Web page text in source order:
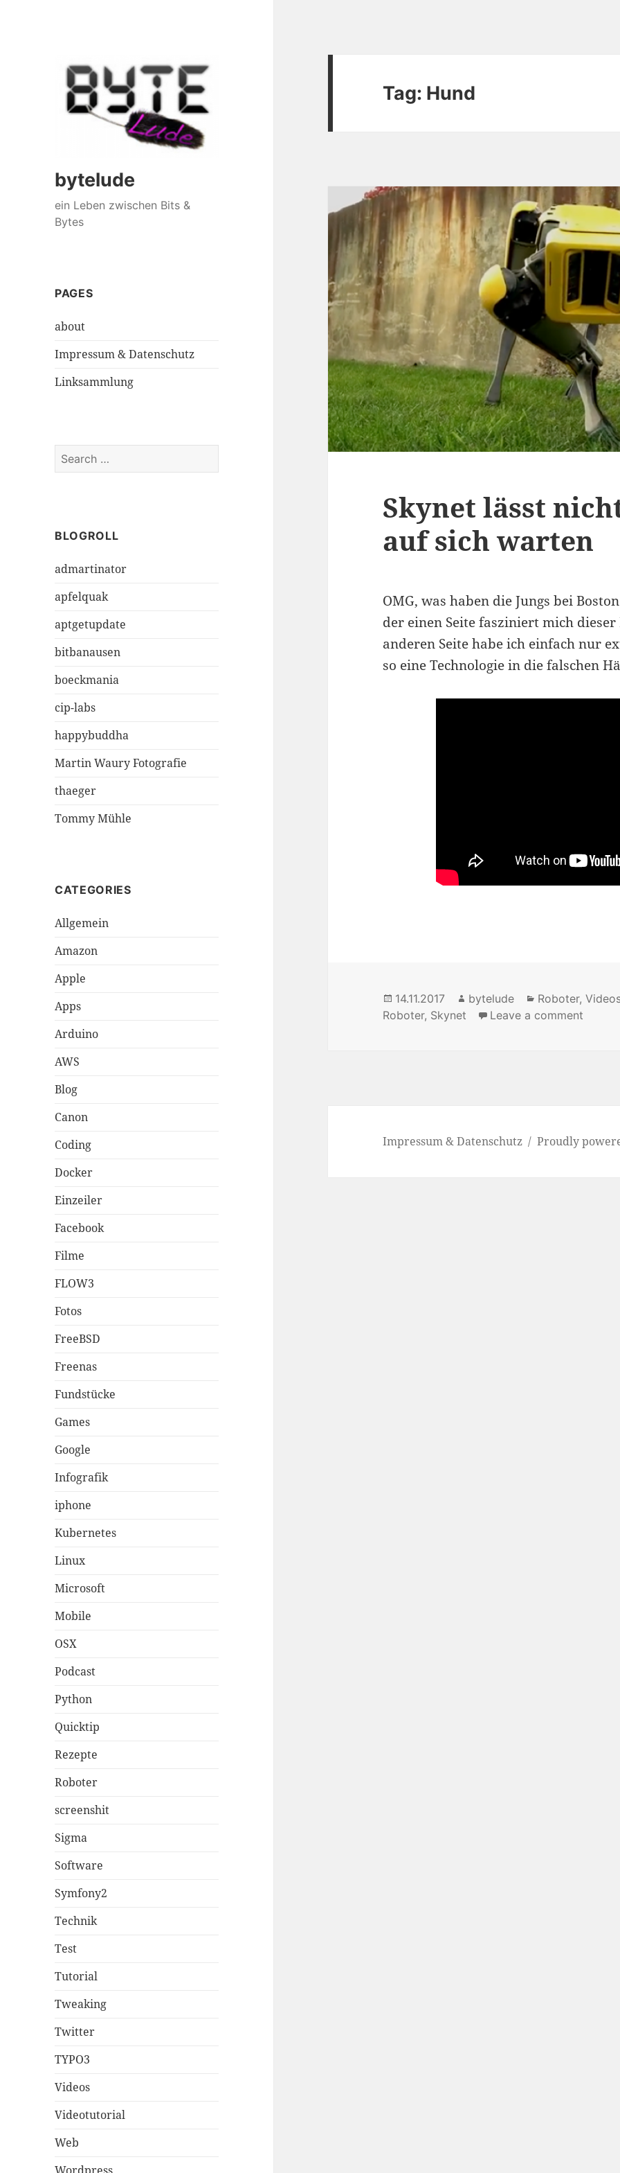
bytelude
ein Leben zwischen Bits &
Bytes
PAGES
about
Impressum & Datenschutz
Linksammlung
e
h
o
:
BLOGROLL
admartinator
apfelquak
aptgetupdate
bitbanausen
boeckmania
cip-labs
happybuddha
Martin Waury Fotografie
thaeger
Tommy Mühle
CATEGORIES
Allgemein
Amazon
Apple
Apps
Arduino
AWS
Blog
Canon
Coding
Docker
Einzeiler
Facebook
Filme
FLOW3
Fotos
FreeBSD
Freenas
Fundstücke
Games
Google
Infografik
iphone
Kubernetes
Linux
Microsoft
Mobile
OSX
Podcast
Python
Quicktip
Rezepte
Roboter
screenshit
Sigma
Software
Symfony2
Technik
Test
Tutorial
Tweaking
Twitter
TYPO3
Videos
Videotutorial
Web
Tag: Hund
Skynet lässt
auf sich warten
OMG, was haben die Jungs bei
der einen Seite fasziniert mich
anderen Seite habe ich einfach nur
so eine Technologie in die falschen
Posted
on
14.11.2017 Author
bytelude Categories
Roboter,
Roboter, Skynet Leave a comment
Impressum & Datenschutz Proudly